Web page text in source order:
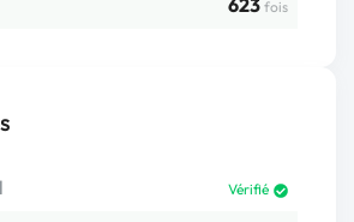
623 fois
Vérifié